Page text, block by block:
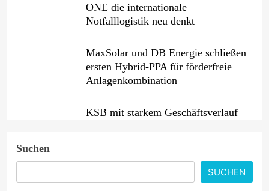
ONE die internationale
Notfalllogistik neu denkt
MaxSolar und DB Energie schließen
ersten Hybrid-PPA für förderfreie
Anlagenkombination
KSB mit starkem Geschäftsverlauf
Intersolar-Trend 2026: Warum
Batteriespeicher zum wichtigsten
Suchen
SUCHEN